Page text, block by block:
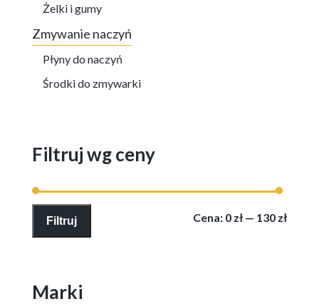
Żelki i gumy
Zmywanie naczyń
Płyny do naczyń
Środki do zmywarki
Filtruj wg ceny
Cena
Cena
Filtruj Cena: 0 zł — 130 zł
Marki